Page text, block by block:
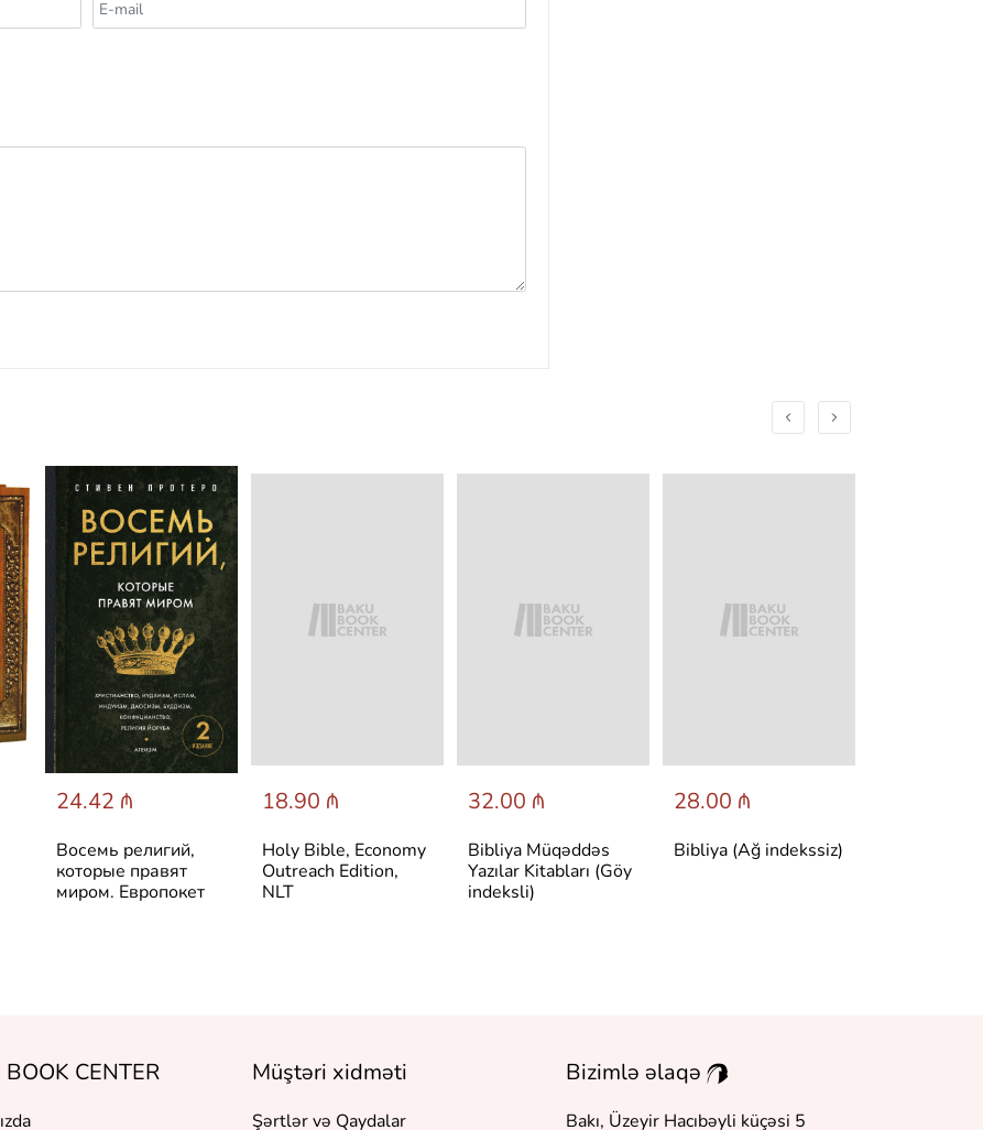
24.42 ₼
Восемь религий,
которые правят
миром. Европокет
18.90 ₼
Holy Bible, Economy
Outreach Edition,
NLT
32.00 ₼
Bibliya Müqəddəs
Yazılar Kitabları (Göy
indeksli)
28.00 ₼
Bibliya (Ağ indekssiz)
CENTER Müştəri xidməti
Şərtlər və Qaydalar
Bizimlə əlaqə
Bakı, Üzeyir Hacıbəyli küçəsi 5